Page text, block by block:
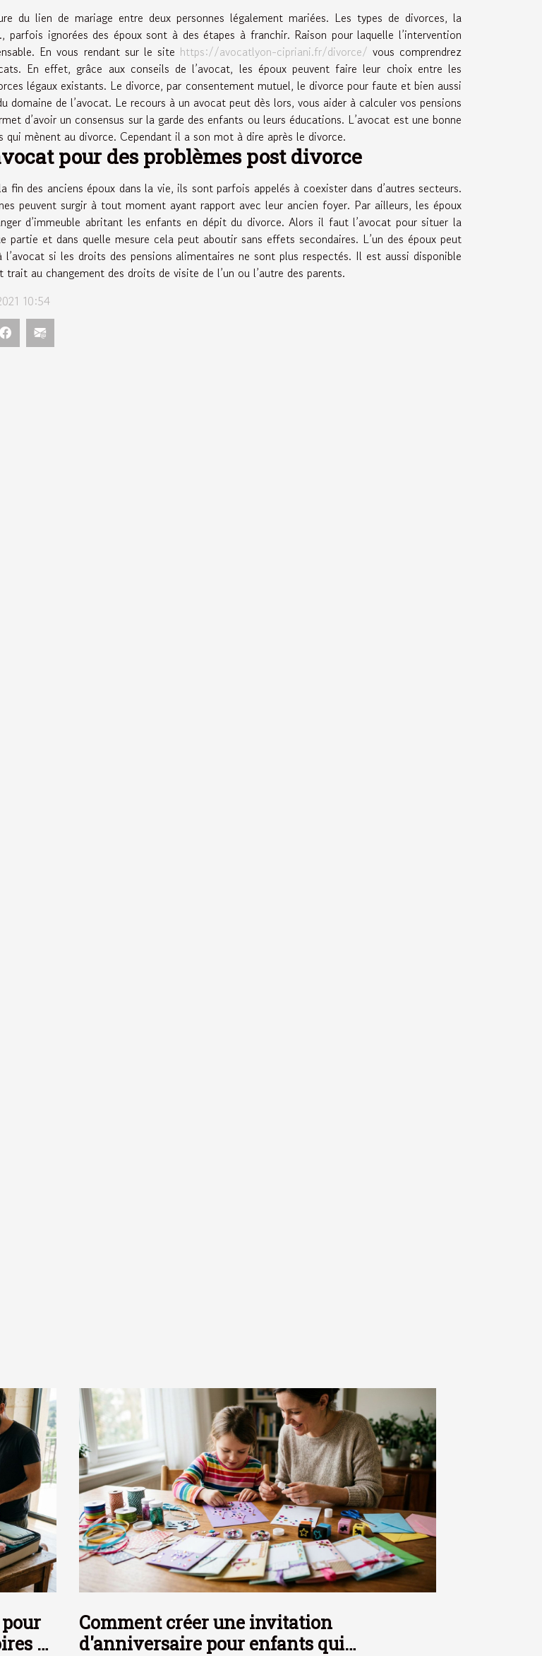
du lien de mariage entre deux personnes légalement mariées. Les types de divorces, la
parfois ignorées des époux sont à des étapes à franchir. Raison pour laquelle l’intervention
En vous rendant sur le site https://avocatlyon-cipriani.fr/divorce/ vous comprendrez
En effet, grâce aux conseils de l’avocat, les époux peuvent faire leur choix entre les
légaux existants. Le divorce, par consentement mutuel, le divorce pour faute et bien aussi
domaine de l’avocat. Le recours à un avocat peut dès lors, vous aider à calculer vos pensions
d’avoir un consensus sur la garde des enfants ou leurs éducations. L’avocat est une bonne
qui mènent au divorce. Cependant il a son mot à dire après le divorce.
pour des problèmes post divorce
fin des anciens époux dans la vie, ils sont parfois appelés à coexister dans d’autres secteurs.
peuvent surgir à tout moment ayant rapport avec leur ancien foyer. Par ailleurs, les époux
d’immeuble abritant les enfants en dépit du divorce. Alors il faut l’avocat pour situer la
partie et dans quelle mesure cela peut aboutir sans effets secondaires. L’un des époux peut
l’avocat si les droits des pensions alimentaires ne sont plus respectés. Il est aussi disponible
trait au changement des droits de visite de l’un ou l’autre des parents.
10:54
de
Comment créer une invitation
d'anniversaire pour enfants qui